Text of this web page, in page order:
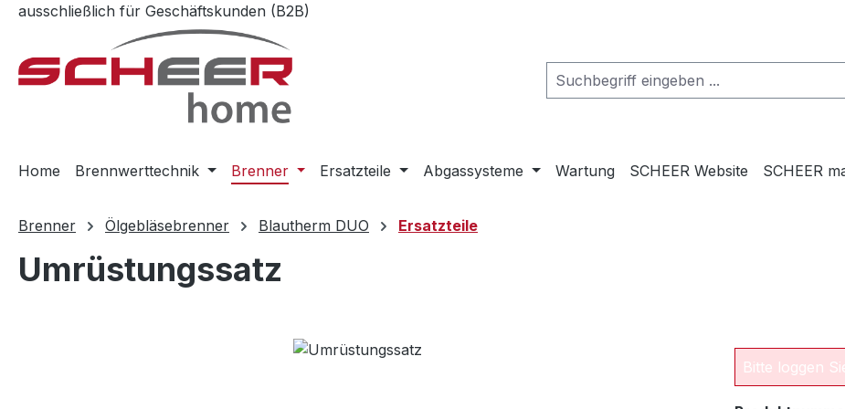
Hauptinhalt springen
Zur Suche springen
Zur Hauptnavigation springen
ausschließlich für Geschäftskunden (B2B)
Home Brennwerttechnik Brenner Ersatzteile Abgassysteme Wartung SCHEER Website SCHEER
Brenner Ölgebläsebrenner Blautherm DUO Ersatzteile
Umrüstungssatz
Bitte loggen